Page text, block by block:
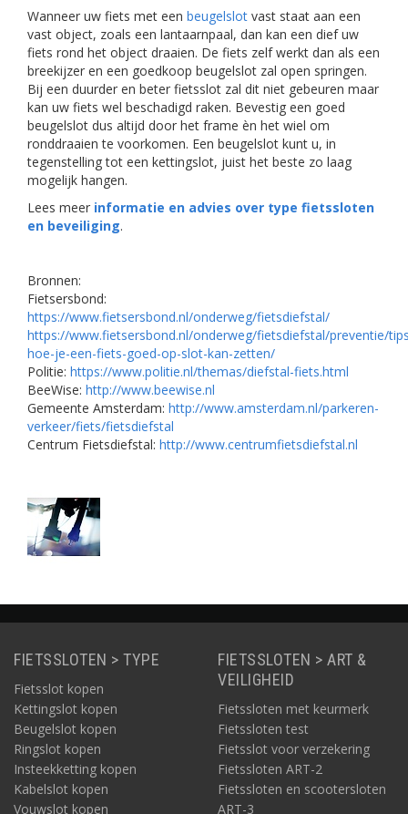
Wanneer uw fiets met een beugelslot vast staat aan een
vast object, zoals een lantaarnpaal, dan kan een dief uw
fiets rond het object draaien. De fiets zelf werkt dan als een
breekijzer en een goedkoop beugelslot zal open springen.
Bij een duurder en beter fietsslot zal dit niet gebeuren maar
kan uw fiets wel beschadigd raken. Bevestig een goed
beugelslot dus altijd door het frame èn het wiel om
ronddraaien te voorkomen. Een beugelslot kunt u, in
tegenstelling tot een kettingslot, juist het beste zo laag
mogelijk hangen.
Lees meer informatie en advies over type fietssloten
en beveiliging.
Bronnen:
Fietsersbond:
https://www.fietsersbond.nl/onderweg/fietsdiefstal/
https://www.fietsersbond.nl/onderweg/fietsdiefstal/preventie/
hoe-je-een-fiets-goed-op-slot-kan-zetten/
Politie: https://www.politie.nl/themas/diefstal-fiets.html
BeeWise: http://www.beewise.nl
Gemeente Amsterdam: http://www.amsterdam.nl/parkeren-
verkeer/fiets/fietsdiefstal
Centrum Fietsdiefstal: http://www.centrumfietsdiefstal.nl
FIETSSLOTEN > TYPE
Fietsslot kopen
Kettingslot kopen
Beugelslot kopen
Ringslot kopen
Insteekketting kopen
Kabelslot kopen
Vouwslot kopen
FIETSSLOTEN > ART &
VEILIGHEID
Fietssloten met keurmerk
Fietssloten test
Fietsslot voor verzekering
Fietssloten ART-2
Fietssloten en scootersloten
ART-3